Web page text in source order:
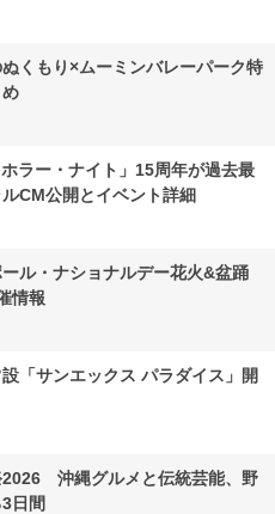
くもり×ムーミンバレーパーク特
ラー・ナイト」15周年が過去最
CM公開とイベント詳細
ル・ナショナルデー花火&盆踊
情報
「サンエックス パラダイス」開
2026 沖縄グルメと伝統芸能、野
日間